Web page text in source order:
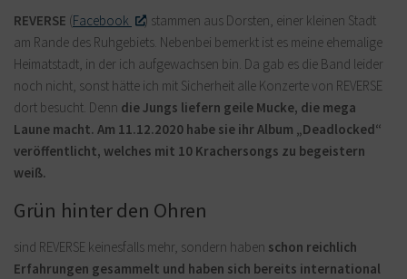
REVERSE (Facebook
) stammen aus Dorsten, einer kleinen Stadt
am Rande des Ruhgebiets. Nebenbei bemerkt ist es meine ehemalige
Heimatstadt, in der ich aufgewachsen bin. Da gab es die Band leider
noch nicht, sonst hätte ich mit Sicherheit alle Konzerte von REVERSE
dort besucht. Denn die Jungs liefern geile Mucke, die mega
Laune macht. Am 11.12.2020 habe sie ihr Album „Deadlocked“
veröffentlicht, welches mit 10 Krachersongs zu begeistern
weiß.
Grün hinter den Ohren
sind REVERSE keinesfalls mehr, sondern haben schon reichlich
Erfahrungen gesammelt und haben sich bereits international